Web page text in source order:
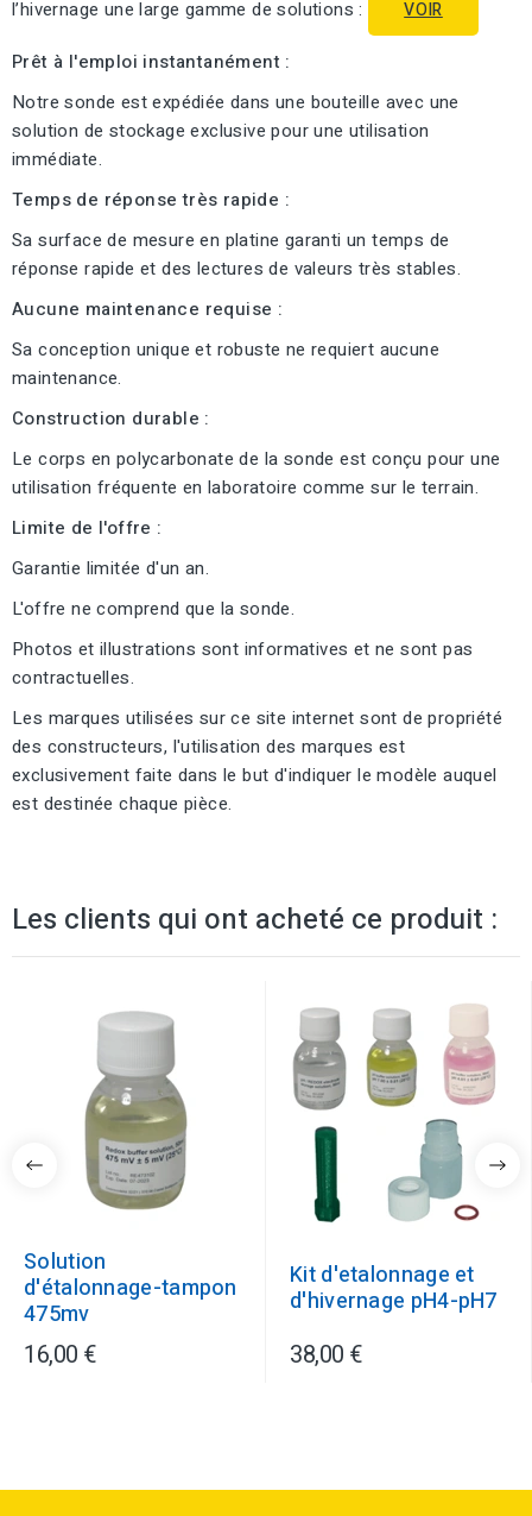
l’hivernage une large gamme de solutions :
VOIR
Prêt à l'emploi instantanément :
Notre sonde est expédiée dans une bouteille avec une
solution de stockage exclusive pour une utilisation
immédiate.
Temps de réponse très rapide :
Sa surface de mesure en platine garanti un temps de
réponse rapide et des lectures de valeurs très stables.
Aucune maintenance requise :
Sa conception unique et robuste ne requiert aucune
maintenance.
Construction durable :
Le corps en polycarbonate de la sonde est conçu pour une
utilisation fréquente en laboratoire comme sur le terrain.
Limite de l'offre :
Garantie limitée d'un an.
L'offre ne comprend que la sonde.
Photos et illustrations sont informatives et ne sont pas
contractuelles.
Les marques utilisées sur ce site internet sont de propriété
des constructeurs, l'utilisation des marques est
exclusivement faite dans le but d'indiquer le modèle auquel
est destinée chaque pièce.
Les clients qui ont acheté ce produit :
Solution
d'étalonnage-tampon
475mv
16,00 €
Kit d'etalonnage et
d'hivernage pH4-pH7
38,00 €